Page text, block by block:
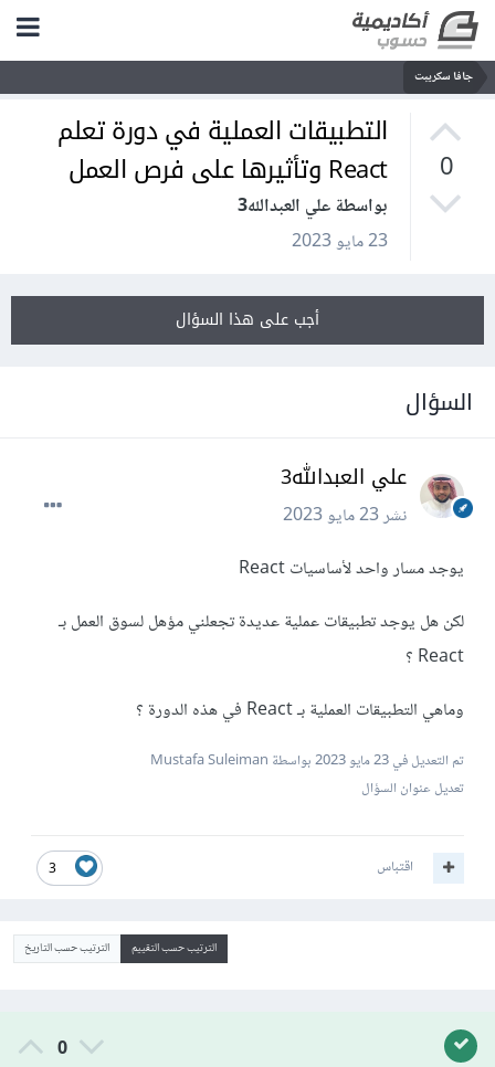
جافا سكريبت
0
التطبيقات العملية في دورة تعلم
React وتأثيرها على فرص العمل
بواسطة علي العبدالله3
23 مايو 2023
أجب على هذا السؤال
السؤال
علي العبدالله3
نشر23 مايو 2023
يوجد مسار واحد لأساسيات React
لكن هل يوجد تطبيقات عملية عديدة تجعلني مؤهل لسوق العمل بـ
React ؟
وماهي التطبيقات العملية بـ React في هذه الدورة ؟
تم التعديل في23 مايو 2023
بواسطة Mustafa Suleiman
تعديل عنوان السؤال
3 اقتباس
الترتيب حسب التقييم الترتيب حسب التاريخ
0